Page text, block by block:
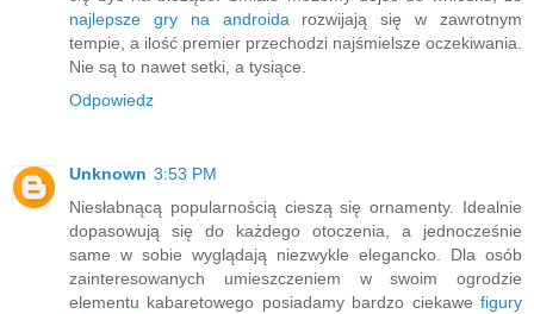
najlepsze gry na androida rozwijają się w zawrotnym
tempie, a ilość premier przechodzi najśmielsze oczekiwania.
Nie są to nawet setki, a tysiące.
Odpowiedz
Unknown 3:53 PM
Niesłabnącą popularnością cieszą się ornamenty. Idealnie
dopasowują się do każdego otoczenia, a jednocześnie
same w sobie wyglądają niezwykle elegancko. Dla osób
zainteresowanych umieszczeniem w swoim ogrodzie
elementu kabaretowego posiadamy bardzo ciekawe figury